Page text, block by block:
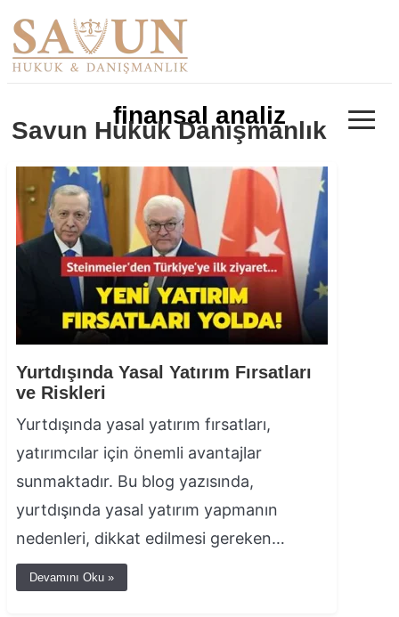
Savun Hukuk Danışmanlık ≡
finansal analiz
Yurtdışında Yasal Yatırım Fırsatları
ve Riskleri
Yurtdışında yasal yatırım fırsatları,
yatırımcılar için önemli avantajlar
sunmaktadır. Bu blog yazısında,
yurtdışında yasal yatırım yapmanın
nedenleri, dikkat edilmesi gereken…
Devamını Oku »